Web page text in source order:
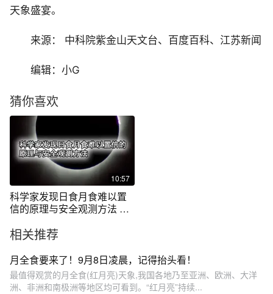
天象盛宴。
来源： 中科院紫金山天文台、百度百科、江苏新闻
编辑：小G
猜你喜欢
10:57
科学家发现日食月食难以置
信的原理与安全观测方法 宇
相关推荐
月全食要来了！9月8日凌晨，记得抬头看！
最值得观赏的月全食(红月亮)天象,我国各地乃至亚洲、欧洲、大洋
洲、非洲和南极洲等地区均可看到。“红月亮”持续...